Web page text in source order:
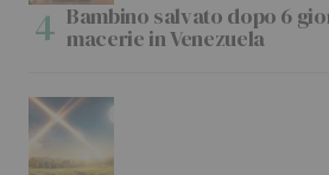
Bambino salvato dopo 6
macerie in Venezuela